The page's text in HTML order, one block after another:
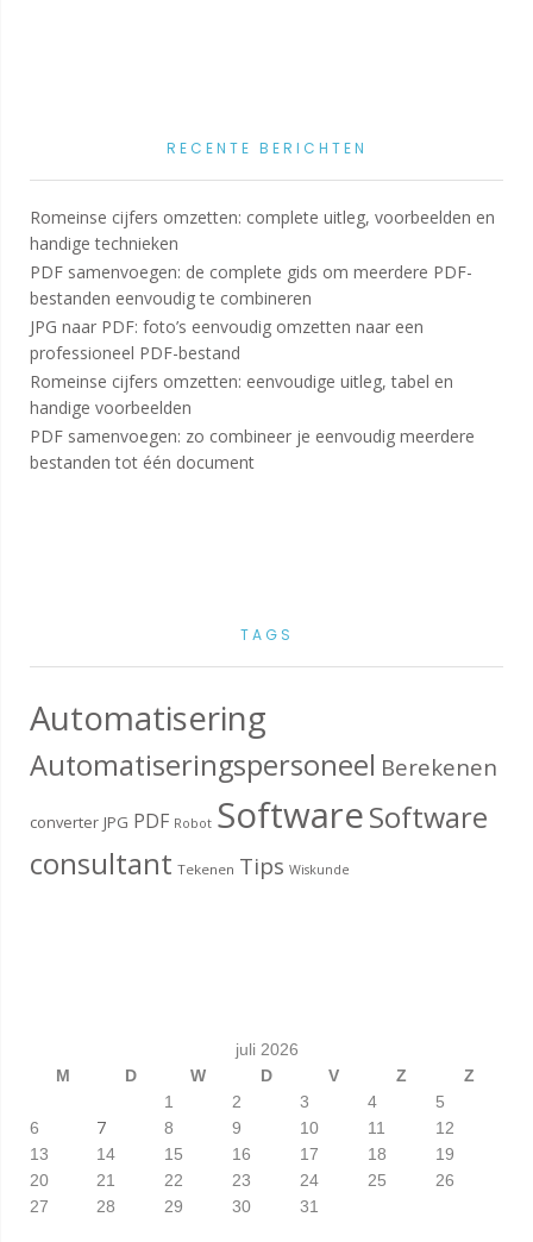
RECENTE BERICHTEN
Romeinse cijfers omzetten: complete uitleg, voorbeelden en
handige technieken
PDF samenvoegen: de complete gids om meerdere PDF-
bestanden eenvoudig te combineren
JPG naar PDF: foto’s eenvoudig omzetten naar een
professioneel PDF-bestand
Romeinse cijfers omzetten: eenvoudige uitleg, tabel en
handige voorbeelden
PDF samenvoegen: zo combineer je eenvoudig meerdere
bestanden tot één document
TAGS
Automatisering
Automatiseringspersoneel Berekenen
converter JPG PDF Robot SoftwareSoftware
consultant Tekenen Tips Wiskunde
juli 2026
M
D W D V Z
Z
1
2 3 4
5
6
7 8 9 10 11
12
13
14 15 16 17 18
19
20
21 22 23 24 25
26
27
28 29 30 31